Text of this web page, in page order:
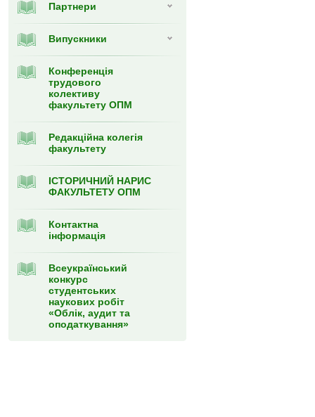
Партнери
Випуcкники
Конференція
трудового
колективу
факультету ОПМ
Редакційна колегія
факультету
ІСТОРИЧНИЙ НАРИС
ФАКУЛЬТЕТУ ОПМ
Контактна
інформація
Всеукраїнський
конкурс
студентських
наукових робіт
«Облік, аудит та
оподаткування»